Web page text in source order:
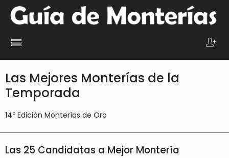
Las Mejores Monterías de la
Temporada
14º Edición Monterías de Oro
Las 25 Candidatas a Mejor Montería